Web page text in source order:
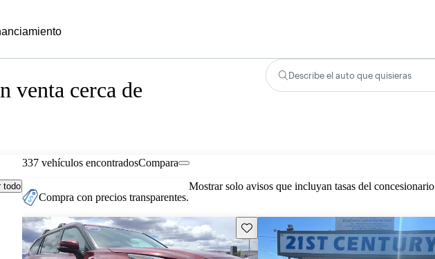
venta cerca de
Describe el auto que quisieras
todo
337 vehículos encontradosCompara
Compra con precios transparentes.
Mostrar solo avisos que incluyan tasas del concesionario
Guarda este Aviso